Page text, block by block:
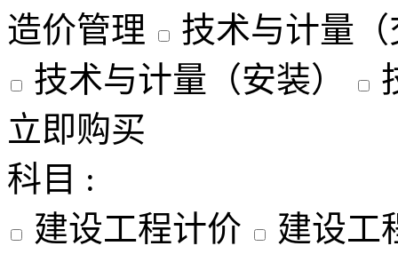
造价管理
技术与计量
技术与计量（安装）
立即购买
科目 :
建设工程计价
建设工